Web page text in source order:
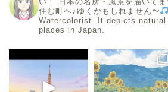
住む町へ♪ゆくかもしれません〜
Watercolorist.
It depicts natural
places in Japan.